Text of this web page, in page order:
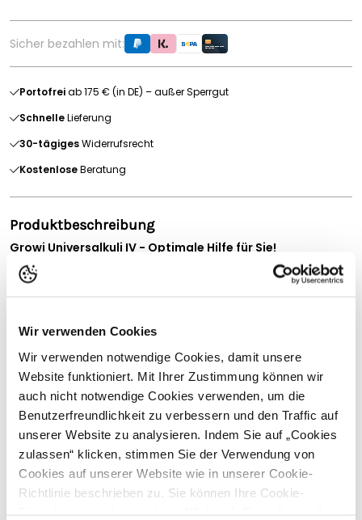
Wir verwenden Cookies
Wir verwenden notwendige Cookies, damit unsere
Website funktioniert. Mit Ihrer Zustimmung können wir
auch nicht notwendige Cookies verwenden, um die
Benutzerfreundlichkeit zu verbessern und den Traffic auf
unserer Website zu analysieren. Indem Sie auf „Cookies
zulassen“ klicken, stimmen Sie der Verwendung von
Cookies auf unserer Website wie in unserer Cookie-
Richtlinie beschrieben zu. Sie können Ihre Cookie-
Sicher bezahlen mit:
Portofreiab 175 € (in DE) – außer Sperrgut
SchnelleLieferung
30-tägigesWiderrufsrecht
KostenloseBeratung
Produktbeschreibung
Growi Universalkuli IV - Optimale Hilfe für Sie!
Diese ergonomisch gestaltetete Transportkarre macht
Ihnen die Arbeit leichter. Bringen Sie schwere Lasten ganz
Der Growi® Universalkuli IV ist ein
ergnomoische Gestaltung, seine ausgewogene
Lastenverteilung und seineLuftbereifungauf zwei Rädern
ist er besondersleicht zu manövrieren- auch auf
unebenem Gelände.
Die Leerung des Inhaltes gelingt durch müheloses Neigen
und Aufstellen. Dank seiner hochwertigen Verarbeitung und
der feuerverzinkten, wasserdicht verschweissten Mulde ist
der Universalkuli III ein äusserst robustesTransportgerät für
Vollständige Beschreibung lesen
Kundenbewertungen